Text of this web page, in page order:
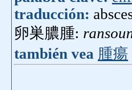
traducción:
卵巣膿腫:
también vea 腫瘍